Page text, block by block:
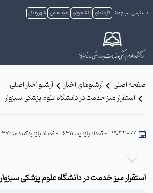
دسترسی سریع به: کارمندان دانشجویان هیات علمی شهروندان
صفحه اصلی آرشیوهای اخبار
آرشیو اخبار اصلی
استقرار میز خدمت در دانشگاه علوم پزشکی سبزوار
// - 19:32 - تعداد بازدید: 6411 - تعداد بازدیدکننده: 470
استقرار میز خدمت در دانشگاه علوم پزشکی سبزوار